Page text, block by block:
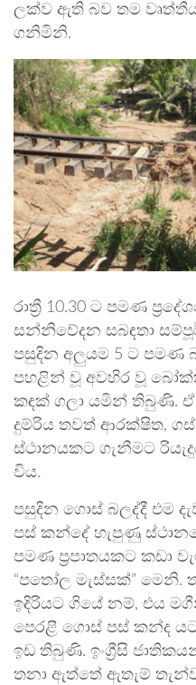
ලක්ව ඇති බව තම
ගනිමිනි.
රාත්‍රී 10.30 ට පමණ
සන්නිවේදන සබඳතා
පසුදින අලුයම 5 ට පමණ
පහළින් වූ අවහිර වූ
කඳක් ගලා යමින් තිබුණි. ඒ
දුම්රිය තවත් ආරක්ෂිත, ගස්
ස්ථානයකට ගැනීමට
විය.
පසුදින ගොස් බලද්දී එම
පස් කන්දේ හැපුණු
පමණ ප්‍රපාතයකට කඩා
“පතෝල මැස්සක්”
ඉදිරියට ගියේ නම්, එය
පෙරළී ගොස් පස් කන්ද
ඉඩ තිබුණි. ඉංග්‍රීසි
තනා ඇත්තේ ඇතැම්